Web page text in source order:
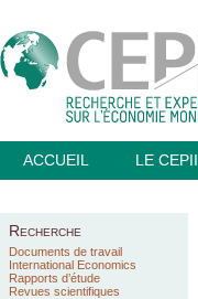
ACCUEIL LE CEPII
Recherche
Documents de travail
International Economics
Rapports d’étude
Revues scientifiques